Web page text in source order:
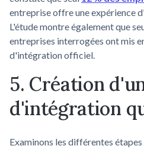
entreprise offre une expérience
L'étude montre également que
entreprises interrogées ont mis
d'intégration officiel.
5. Création
d'intégration
Examinons les différentes